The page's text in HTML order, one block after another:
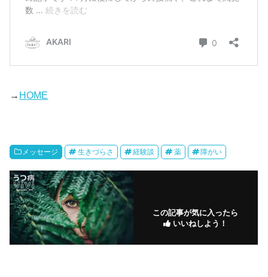
→ HOME
メッセージ 生きづらさ 経験談 薬 障がい
この記事が気に入ったら
いいねしよう！